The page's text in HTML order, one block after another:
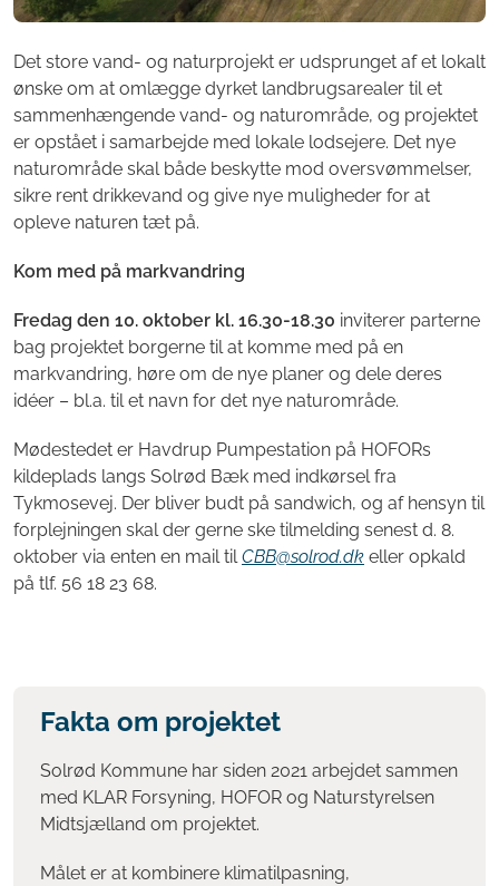
Det store vand- og naturprojekt er udsprunget af et lokalt
ønske om at omlægge dyrket landbrugsarealer til et
sammenhængende vand- og naturområde, og projektet
er opstået i samarbejde med lokale lodsejere. Det nye
naturområde skal både beskytte mod oversvømmelser,
sikre rent drikkevand og give nye muligheder for at
opleve naturen tæt på.
Kom med på markvandring
Fredag den 10. oktober kl. 16.30-18.30 inviterer parterne
bag projektet borgerne til at komme med på en
markvandring, høre om de nye planer og dele deres
idéer – bl.a. til et navn for det nye naturområde.
Mødestedet er Havdrup Pumpestation på HOFORs
kildeplads langs Solrød Bæk med indkørsel fra
Tykmosevej. Der bliver budt på sandwich, og af hensyn til
forplejningen skal der gerne ske tilmelding senest d. 8.
oktober via enten en mail til CBB@solrod.dk eller opkald
på tlf. 56 18 23 68.
Fakta om projektet
Solrød Kommune har siden 2021 arbejdet sammen
med KLAR Forsyning, HOFOR og Naturstyrelsen
Midtsjælland om projektet.
Målet er at kombinere klimatilpasning,